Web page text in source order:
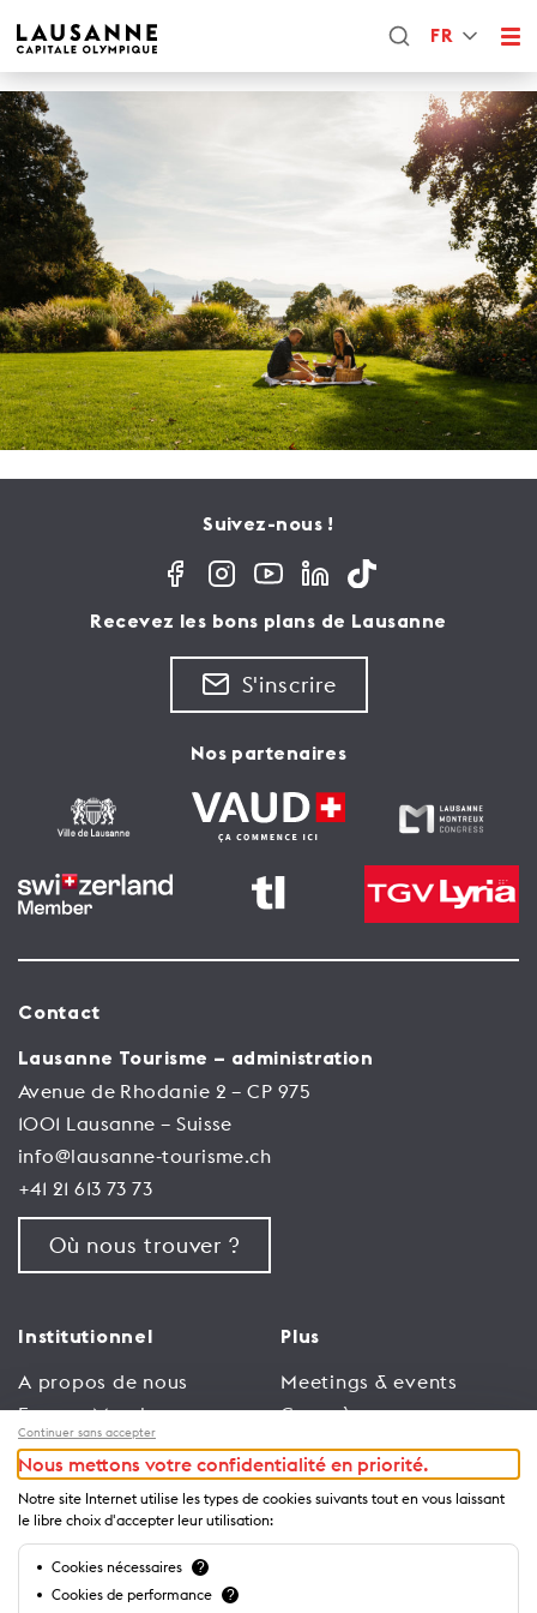
FR
Suivez-nous !
Recevez les bons plans de Lausanne
S'inscrire
Nos partenaires
Contact
Lausanne Tourisme – administration
Avenue de Rhodanie 2 – CP 975
1001 Lausanne – Suisse
info@lausanne-tourisme.ch
+41 21 613 73 73
Où nous trouver ?
Institutionnel
A propos de nous
Espace Membres
Emploi
Conditions générales
d’utilisation
Politique de
confidentialité
Plus
Meetings & events
Congrès
Trade
Espace Médias
Annonceurs
Brochures et guides
Continuer sans accepter
Nous mettons votre confidentialité en priorité.
Notre site Internet utilise les types de cookies suivants tout en vous laissant
le libre choix d'accepter leur utilisation:
Cookies nécessaires ?
Cookies de performance ?